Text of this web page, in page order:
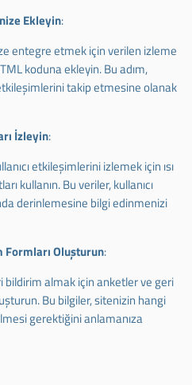
Ekleyin:
entegre etmek için verilen izleme
koduna ekleyin. Bu adım,
etkileşimlerini takip etmesine olanak
İzleyin:
etkileşimlerini izlemek için ısı
kullanın. Bu veriler, kullanıcı
derinlemesine bilgi edinmenizi
Oluşturun:
bildirim almak için anketler ve geri
Bu bilgiler, sitenizin hangi
gerektiğini anlamanıza